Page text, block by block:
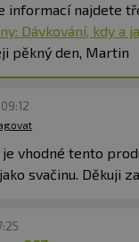
informací najdete
Dávkování, kdy a
pěkný den, Martin
je vhodné tento
svačinu. Děkuji